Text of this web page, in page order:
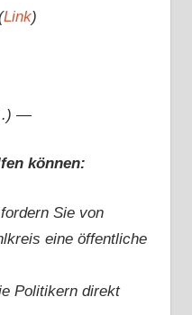
Link)
—
können:
Sie von
eine öffentliche
Politikern direkt